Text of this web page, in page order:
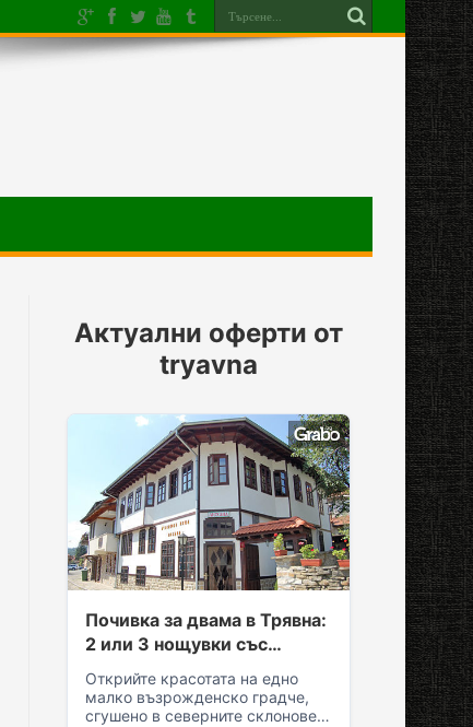
Актуални оферти от
tryavna
Почивка за двама в Трявна:
2 или 3 нощувки със
закуски и вечери
Открийте красотата на едно
малко възрожденско градче,
сгушено в северните склонове